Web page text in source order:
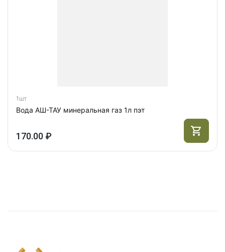
1шт
Вода АШ-ТАУ минеральная газ 1л пэт
170.00 ₽